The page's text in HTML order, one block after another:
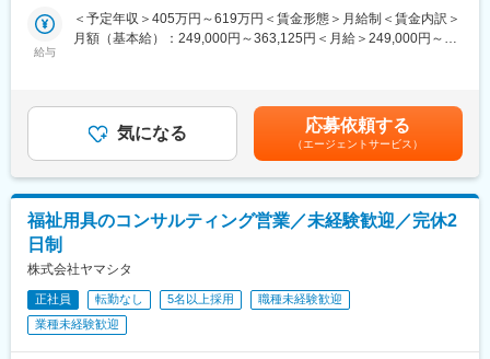
品、生活関連用品など
・住宅改修（手すりの設置など）のプランニング
■詳細
す。
介護用品のニーズは突発的に発生するため、ニーズ発生時にケア
マネジャーからお客様を紹介を頂く事が営業活動の最も重要なポ
の方が抱えるお困りごとに対して解決策を提案していきます。
※ケアマネジャーとは？
ケアプランの作成や、当社のようなサービス事業者との調整を行
■営業イメージ
9:00朝礼、ケアマネジャーへ業務報告や営業アポイントの取得
給与
＜予定年収＞405万円～619万円＜賃金形態＞月給制＜賃金内訳＞
月額（基本給）：249,000円～363,125円＜月給＞249,000円～
万（月給36万＋賞与＋諸手当）・所長：入社5年目760万（月給44
万＋賞与＋諸手当）賃金はあくまでも目安の金額であり、選考を
通じて上下する可能性があります。月給(月額)は固定手当を含めた
表記です。
気になる 応募依頼する
（エージェントサービス）
福祉用具のコンサルティング営業／未経験歓迎／完休2
日制
株式会社ヤマシタ
正社員 転勤なし 5名以上採用
職種未経験歓迎
業種未経験歓迎